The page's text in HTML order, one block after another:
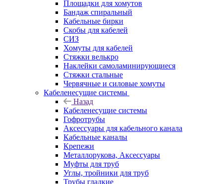
Площадки для хомутов
Бандаж спиральный
Кабельные бирки
Cкобы для кабелей
СИЗ
Хомуты для кабелей
Стяжки велькро
Наклейки самоламинирующиеся
Стяжки стальные
Червячные и силовые хомуты
Кабеленесущие системы
Назад
Кабеленесущие системы
Гофротрубы
Аксессуары для кабельного канала
Кабельные каналы
Крепежи
Металлорукова, Аксессуары
Муфты для труб
Углы, тройники для труб
Трубы гладкие